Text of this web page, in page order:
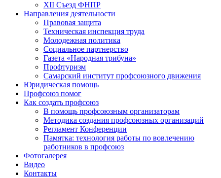
XII Съезд ФНПР
Направления деятельности
Правовая защита
Техническая инспекция труда
Молодежная политика
Социальное партнерство
Газета «Народная трибуна»
Профтуризм
Самарский институт профсоюзного движения
Юридическая помощь
Профсоюз помог
Как создать профсоюз
В помощь профсоюзным организаторам
Методика создания профсоюзных организаций
Регламент Конференции
Памятка: технология работы по вовлечению
работников в профсоюз
Фотогалерея
Видео
Контакты